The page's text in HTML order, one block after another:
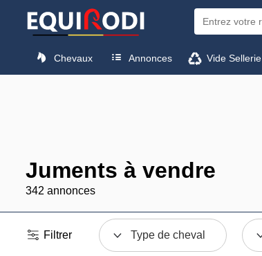
Chevaux Annonces Vide Sellerie
Juments à vendre
342 annonces
Filtrer Type de cheval